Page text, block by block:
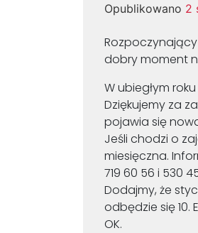
Opublikowano 2
dobry moment
W ubiegłym
Dziękujemy za
pojawia się
Jeśli chodzi o
miesięczna.
719 60 56 i 530
Dodajmy, że
odbędzie się 10.
OK.